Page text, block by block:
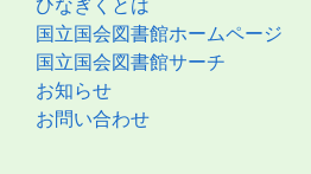
ひなぎくとは
国立国会図書館ホームページ
国立国会図書館サーチ
お知らせ
お問い合わせ